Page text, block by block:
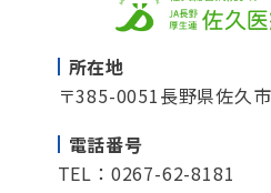
所在地
〒385-0051長野県佐久
電話番号
TEL：0267-62-8181